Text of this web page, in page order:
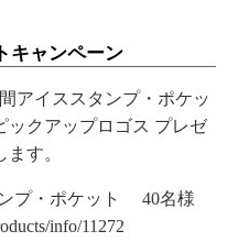
キャンペーン
アイススタンプ・ポケッ
ックアップロゴス プレゼ
す。
ンプ・ポケット 40名様
info/11272